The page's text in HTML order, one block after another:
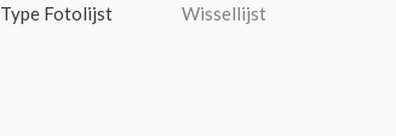
Type Fotolijst Wissellijst